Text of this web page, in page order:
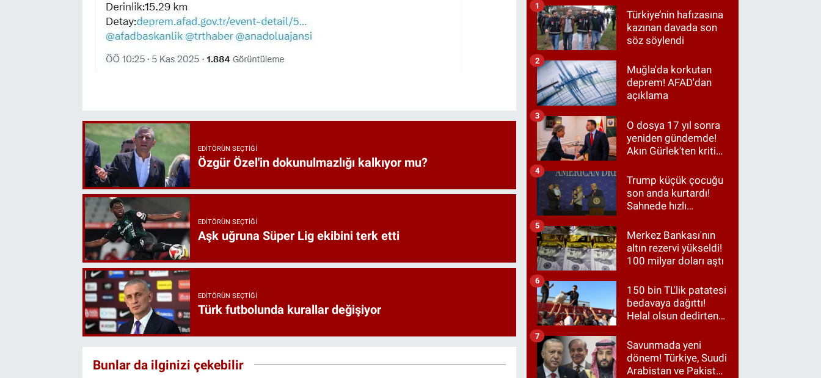
EDITÖRÜN SEÇTIĞI
Özgür Özel'in dokunulmazlığı kalkıyor mu?
EDITÖRÜN SEÇTIĞI
Aşk uğruna Süper Lig ekibini terk etti
EDITÖRÜN SEÇTIĞI
Türk futbolunda kurallar değişiyor
Bunlar da ilginizi çekebilir
Türkiye’nin hafızasına
kazınan davada son
söz söylendi
1
Muğla'da korkutan
deprem! AFAD'dan
açıklama
2
O dosya 17 yıl sonra
yeniden gündemde!
Akın Gürlek'ten kritik
3
Trump küçük çocuğu
son anda kurtardı!
Sahnede hızlı
4
Merkez Bankası'nın
altın rezervi yükseldi!
100 milyar doları aştı
5
150 bin TL'lik patatesi
bedavaya dağıttı!
Helal olsun dedirten
6
Savunmada yeni
dönem! Türkiye, Suudi
Arabistan ve Pakistan
7